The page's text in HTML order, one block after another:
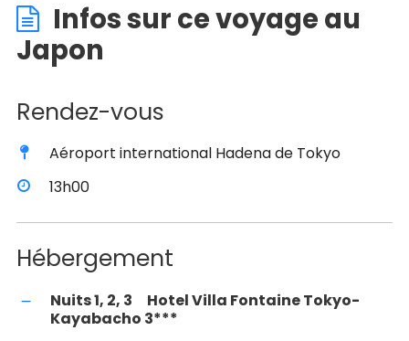
Infos sur ce voyage au
Japon
Rendez-vous
Aéroport international Hadena de Tokyo
13h00
Hébergement
Nuits 1, 2, 3
Hotel Villa Fontaine Tokyo-
Kayabacho 3***